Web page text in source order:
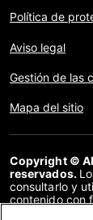
Política de
Aviso legal
Gestión de las
Mapa del sitio
Copyright ©
reservados.
consultarlo y
contenido con